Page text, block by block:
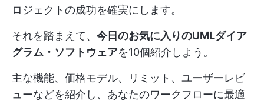
ロジェクトの成功を確実にします。
それを踏まえて、 今日のお気に入りのUMLダイア
グラム・ソフトウェアを10個紹介しよう。
主な機能、価格モデル、リミット、ユーザーレビ
ューなどを紹介し、あなたのワークフローに最適